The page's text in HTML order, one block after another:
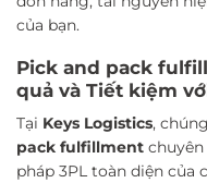
của bạn.
Pick and pack
quả và Tiết kiệm
Tại Keys Logistics,
pack fulfillment
pháp 3PL toàn diện của